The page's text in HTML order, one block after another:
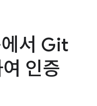
서 Git
인증